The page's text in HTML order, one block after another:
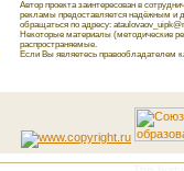
Автор проекта заинтересован в
рекламы предоставляется надёжным и
обращаться по адресу:
Некоторые материалы (методические
распространяемые.
Если Вы являетесь правообладателем